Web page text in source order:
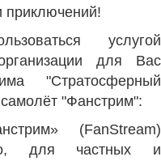
приключений!
услугой
для Вас
"Стратосферный
"Фанстрим":
(FanStream)
для частных и